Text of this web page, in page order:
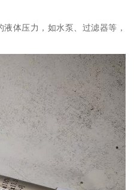
体压力，如水泵、过滤器等，